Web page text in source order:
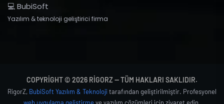
💻 BubiSoft
Yazılım & teknoloji geliştirici firma
COPYRIGHT © 2026 RIGORZ — TÜM HAKLARI SAKLIDIR.
RigorZ, BubiSoft Yazılım & Teknoloji tarafından geliştirilmiştir. Profesyonel
web uygulama geliştirmeve yazılım çözümleri için ziyaret edin.